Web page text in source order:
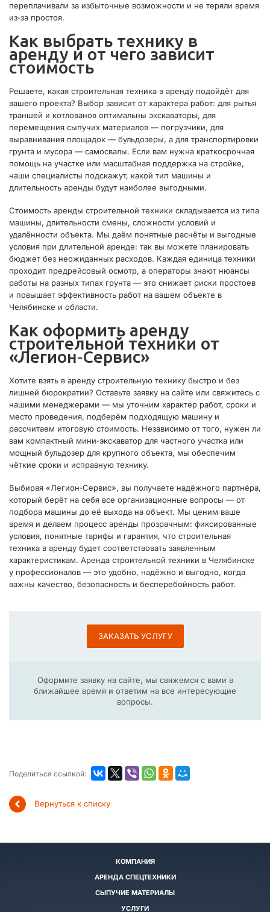
переплачивали за избыточные возможности и не теряли время
из‑за простоя.
Как выбрать технику в
аренду и от чего зависит
стоимость
Решаете, какая строительная техника в аренду подойдёт для
вашего проекта? Выбор зависит от характера работ: для рытья
траншей и котлованов оптимальны экскаваторы, для
перемещения сыпучих материалов — погрузчики, для
выравнивания площадок — бульдозеры, а для транспортировки
грунта и мусора — самосвалы. Если вам нужна краткосрочная
помощь на участке или масштабная поддержка на стройке,
наши специалисты подскажут, какой тип машины и
длительность аренды будут наиболее выгодными.
Стоимость аренды строительной техники складывается из типа
машины, длительности смены, сложности условий и
удалённости объекта. Мы даём понятные расчёты и выгодные
условия при длительной аренде: так вы можете планировать
бюджет без неожиданных расходов. Каждая единица техники
проходит предрейсовый осмотр, а операторы знают нюансы
работы на разных типах грунта — это снижает риски простоев
и повышает эффективность работ на вашем объекте в
Челябинске и области.
Как оформить аренду
строительной техники от
«Легион‑Сервис»
Хотите взять в аренду строительную технику быстро и без
лишней бюрократии? Оставьте заявку на сайте или свяжитесь с
нашими менеджерами — мы уточним характер работ, сроки и
место проведения, подберём подходящую машину и
рассчитаем итоговую стоимость. Независимо от того, нужен ли
вам компактный мини‑экскаватор для частного участка или
мощный бульдозер для крупного объекта, мы обеспечим
чёткие сроки и исправную технику.
Выбирая «Легион‑Сервис», вы получаете надёжного партнёра,
который берёт на себя все организационные вопросы — от
подбора машины до её выхода на объект. Мы ценим ваше
время и делаем процесс аренды прозрачным: фиксированные
условия, понятные тарифы и гарантия, что строительная
техника в аренду будет соответствовать заявленным
характеристикам. Аренда строительной техники в Челябинске
у профессионалов — это удобно, надёжно и выгодно, когда
важны качество, безопасность и бесперебойность работ.
ЗАКАЗАТЬ УСЛУГУ
Оформите заявку на сайте, мы свяжемся с вами в
ближайшее время и ответим на все интересующие
вопросы.
Поделиться ссылкой:
Вернуться к списку
КОМПАНИЯ
АРЕНДА СПЕЦТЕХНИКИ
СЫПУЧИЕ МАТЕРИАЛЫ
УСЛУГИ